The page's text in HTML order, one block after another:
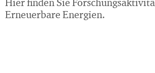
Hier finden Sie
Erneuerbare Energien.